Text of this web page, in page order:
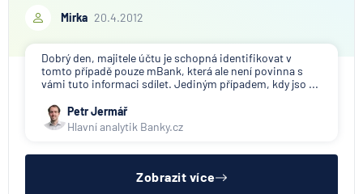
Mirka 20.4.2012
Dobrý den, majitele účtu je schopná identifikovat v
tomto případě pouze mBank, která ale není povinna s
vámi tuto informaci sdílet. Jediným případem, kdy jso ...
Petr Jermář
Hlavní analytik Banky.cz
Zobrazit více